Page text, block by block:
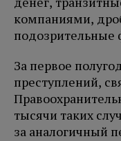
компаниями,
подозрительные
За первое
преступлений,
тысячи таких
за аналогичный